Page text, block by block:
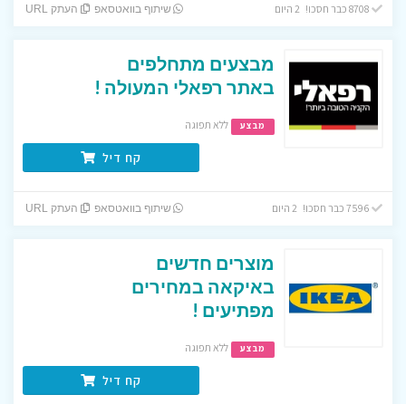
8708 כבר חסכו! 2 היום שיתוף בוואטסאפ העתק URL
מבצעים מתחלפים
באתר רפאלי המעולה !
מבצע ללא תפוגה
קח דיל
7596 כבר חסכו! 2 היום שיתוף בוואטסאפ העתק URL
מוצרים חדשים
באיקאה במחירים
מפתיעים !
מבצע ללא תפוגה
קח דיל